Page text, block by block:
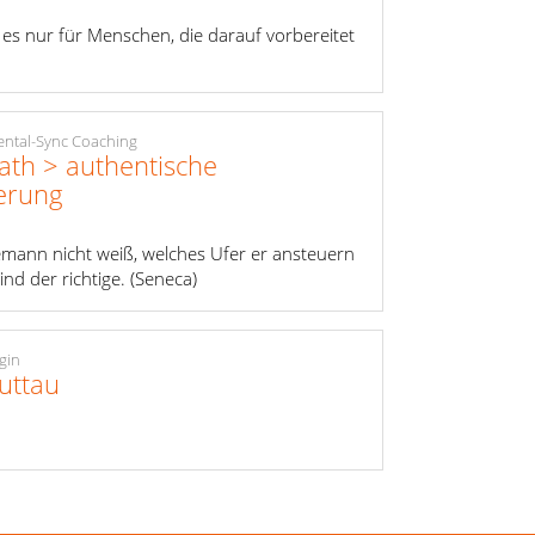
nur für Menschen, die darauf vorbereitet
Sync Coaching
> authentische
nicht weiß, welches Ufer er ansteuern
der richtige. (Seneca)